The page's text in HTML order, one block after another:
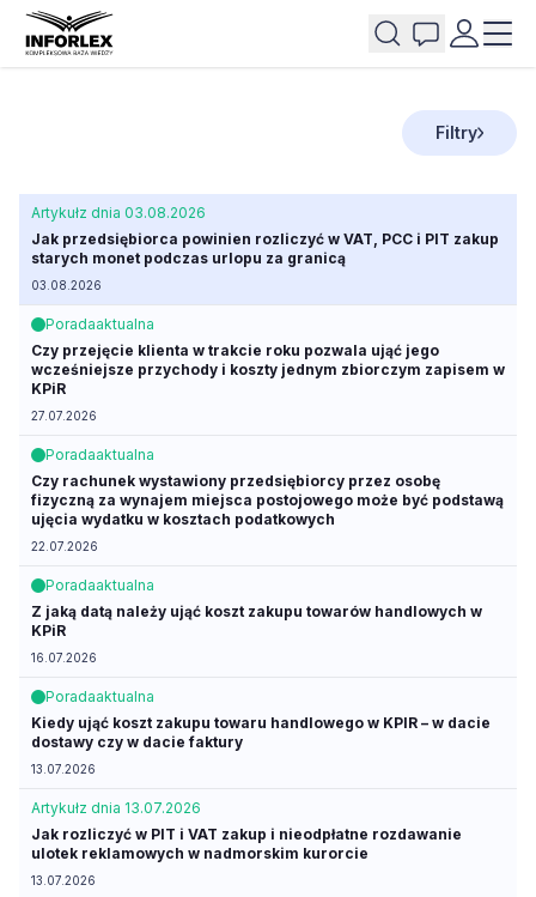
Filtry
Artykułz dnia 03.08.2026
Jak przedsiębiorca powinien rozliczyć w VAT, PCC i PIT zakup
starych monet podczas urlopu za granicą
03.08.2026
Poradaaktualna
Czy przejęcie klienta w trakcie roku pozwala ująć jego
wcześniejsze przychody i koszty jednym zbiorczym zapisem w
KPiR
27.07.2026
Poradaaktualna
Czy rachunek wystawiony przedsiębiorcy przez osobę
fizyczną za wynajem miejsca postojowego może być podstawą
ujęcia wydatku w kosztach podatkowych
22.07.2026
Poradaaktualna
Z jaką datą należy ująć koszt zakupu towarów handlowych w
KPiR
16.07.2026
Poradaaktualna
Kiedy ująć koszt zakupu towaru handlowego w KPIR – w dacie
dostawy czy w dacie faktury
13.07.2026
Artykułz dnia 13.07.2026
Jak rozliczyć w PIT i VAT zakup i nieodpłatne rozdawanie
ulotek reklamowych w nadmorskim kurorcie
13.07.2026